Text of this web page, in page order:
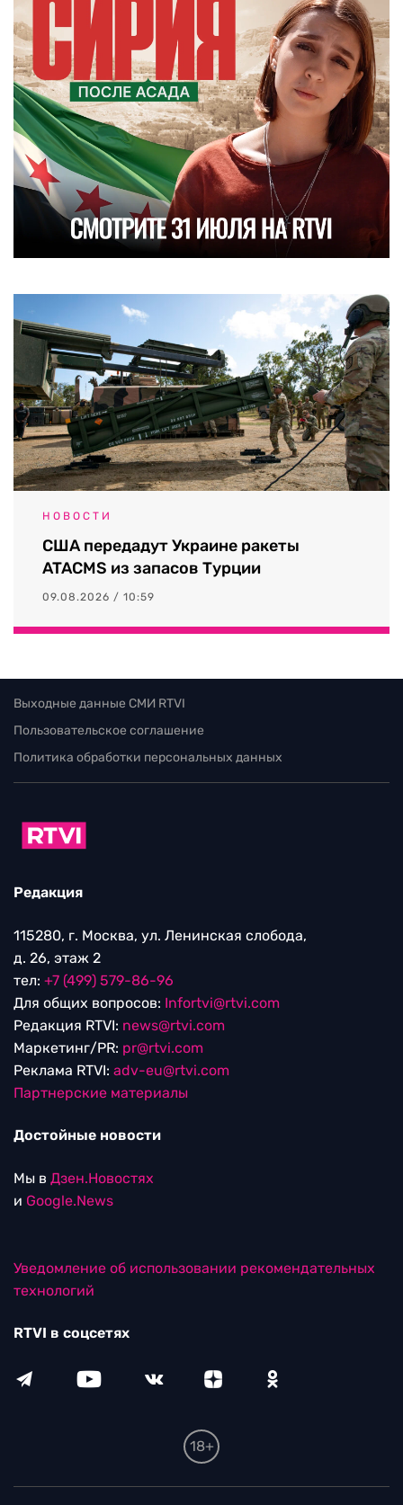
НОВОСТИ
США передадут Украине ракеты
ATACMS из запасов Турции
09.08.2026 / 10:59
Выходные данные СМИ RTVI
Пользовательское соглашение
Политика обработки персональных данных
Редакция
115280, г. Москва, ул. Ленинская слобода,
д. 26, этаж 2
тел: +7 (499) 579-86-96
Для общих вопросов: Infortvi@rtvi.com
Редакция RTVI: news@rtvi.com
Маркетинг/PR: pr@rtvi.com
Реклама RTVI: adv-eu@rtvi.com
Партнерские материалы
Достойные новости
Мы в Дзен.Новостях
и Google.News
Уведомление об использовании рекомендательных
технологий
RTVI в соцсетях
18+